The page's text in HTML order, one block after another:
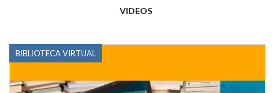
VIDEOS
BIBLIOTECA VIRTUAL